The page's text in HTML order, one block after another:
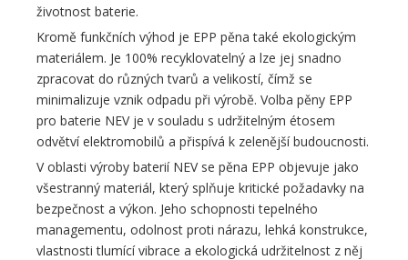
životnost baterie.
Kromě funkčních výhod je EPP pěna také ekologickým
materiálem. Je 100% recyklovatelný a lze jej snadno
zpracovat do různých tvarů a velikostí, čímž se
minimalizuje vznik odpadu při výrobě. Volba pěny EPP
pro baterie NEV je v souladu s udržitelným étosem
odvětví elektromobilů a přispívá k zelenější budoucnosti.
V oblasti výroby baterií NEV se pěna EPP objevuje jako
všestranný materiál, který splňuje kritické požadavky na
bezpečnost a výkon. Jeho schopnosti tepelného
managementu, odolnost proti nárazu, lehká konstrukce,
vlastnosti tlumící vibrace a ekologická udržitelnost z něj